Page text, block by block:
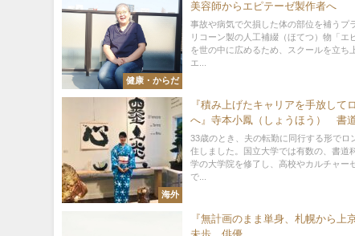
健康・からだ
美容師からエピテーゼ製作者へ
事故や病気で欠損した体の部位を補うプ
リコーン製の人工補綴（ほてつ）物「エ
を世の中に広めるため、スクールを立ち
エ...
海外
『積み上げたキャリアを手放して
へ』寺本小鳳（しょうほう） 書
33歳のとき、夫の転勤に同行する形でロ
住しました。国立大学では有数の、書道
学の大学院を修了し、高校やカルチャー
で...
『無計画のまま単身、札幌から上
未歩 俳優